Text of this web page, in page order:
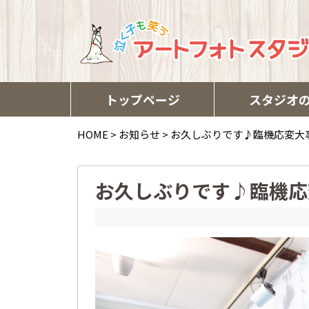
トップページ スタジオ
HOME > お知らせ > お久しぶりです♪臨機応変
お久しぶりです♪臨機